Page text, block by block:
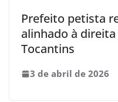
Prefeito petista
alinhado à
Tocantins
3 de abril de 2026